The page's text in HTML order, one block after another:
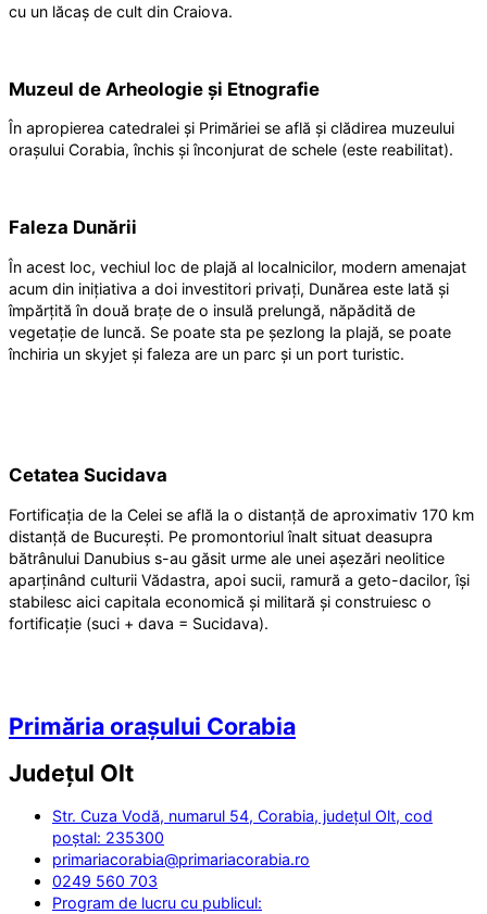
cu un lăcaș de cult din Craiova.
Muzeul de Arheologie și Etnografie
În apropierea catedralei și Primăriei se află și clădirea muzeului
orașului Corabia, închis și înconjurat de schele (este reabilitat).
Faleza Dunării
În acest loc, vechiul loc de plajă al localnicilor, modern amenajat
acum din inițiativa a doi investitori privați, Dunărea este lată și
împărțită în două brațe de o insulă prelungă, năpădită de
vegetație de luncă. Se poate sta pe șezlong la plajă, se poate
închiria un skyjet și faleza are un parc și un port turistic.
Cetatea Sucidava
Fortificația de la Celei se află la o distanță de aproximativ 170 km
distanță de București. Pe promontoriul înalt situat deasupra
bătrânului Danubius s-au găsit urme ale unei așezări neolitice
aparținând culturii Vădastra, apoi sucii, ramură a geto-dacilor, își
stabilesc aici capitala economică și militară și construiesc o
fortificație (suci + dava = Sucidava).
Primăria orașului Corabia
Județul Olt
Str. Cuza Vodă, numarul 54, Corabia, județul Olt, cod
poștal: 235300
primariacorabia@primariacorabia.ro
0249 560 703
Program de lucru cu publicul: